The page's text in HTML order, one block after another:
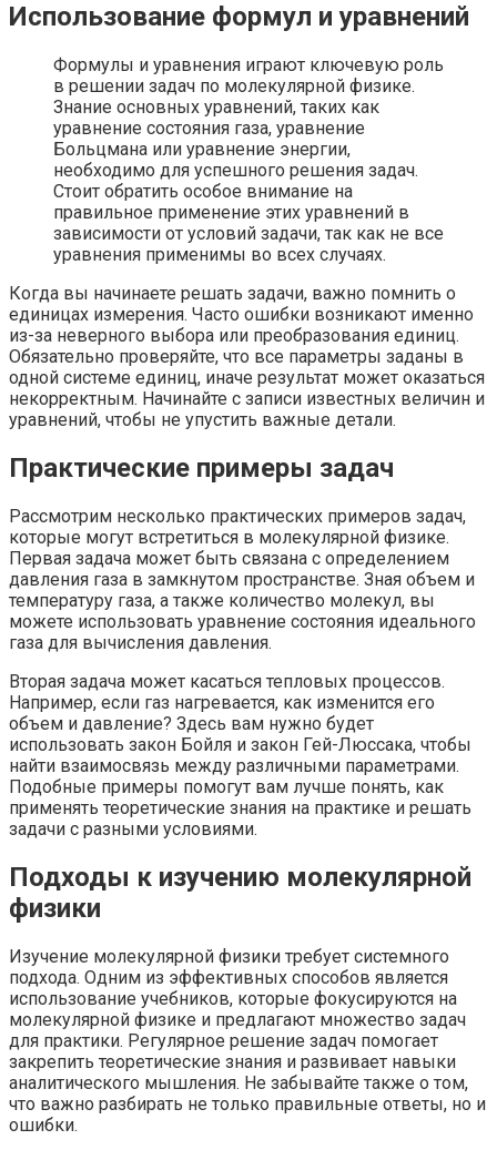
Использование формул и уравнений
Формулы и уравнения играют ключевую роль
в решении задач по молекулярной физике.
Знание основных уравнений, таких как
уравнение состояния газа, уравнение
Больцмана или уравнение энергии,
необходимо для успешного решения задач.
Стоит обратить особое внимание на
правильное применение этих уравнений в
зависимости от условий задачи, так как не все
уравнения применимы во всех случаях.
Когда вы начинаете решать задачи, важно помнить о
единицах измерения. Часто ошибки возникают именно
из-за неверного выбора или преобразования единиц.
Обязательно проверяйте, что все параметры заданы в
одной системе единиц, иначе результат может оказаться
некорректным. Начинайте с записи известных величин и
уравнений, чтобы не упустить важные детали.
Практические примеры задач
Рассмотрим несколько практических примеров задач,
которые могут встретиться в молекулярной физике.
Первая задача может быть связана с определением
давления газа в замкнутом пространстве. Зная объем и
температуру газа, а также количество молекул, вы
можете использовать уравнение состояния идеального
газа для вычисления давления.
Вторая задача может касаться тепловых процессов.
Например, если газ нагревается, как изменится его
объем и давление? Здесь вам нужно будет
использовать закон Бойля и закон Гей-Люссака, чтобы
найти взаимосвязь между различными параметрами.
Подобные примеры помогут вам лучше понять, как
применять теоретические знания на практике и решать
задачи с разными условиями.
Подходы к изучению молекулярной
физики
Изучение молекулярной физики требует системного
подхода. Одним из эффективных способов является
использование учебников, которые фокусируются на
молекулярной физике и предлагают множество задач
для практики. Регулярное решение задач помогает
закрепить теоретические знания и развивает навыки
аналитического мышления. Не забывайте также о том,
что важно разбирать не только правильные ответы, но и
ошибки.